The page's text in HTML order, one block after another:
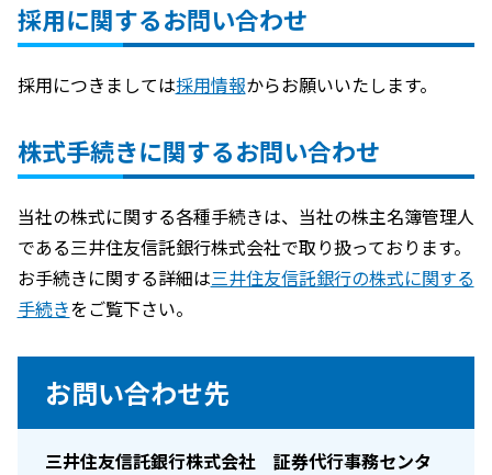
採用に関するお問い合わせ
採用につきましては採用情報からお願いいたします。
株式手続きに関するお問い合わせ
当社の株式に関する各種手続きは、当社の株主名簿管理人
である三井住友信託銀行株式会社で取り扱っております。
お手続きに関する詳細は三井住友信託銀行の株式に関する
手続きをご覧下さい。
お問い合わせ先
三井住友信託銀行株式会社 証券代行事務センタ